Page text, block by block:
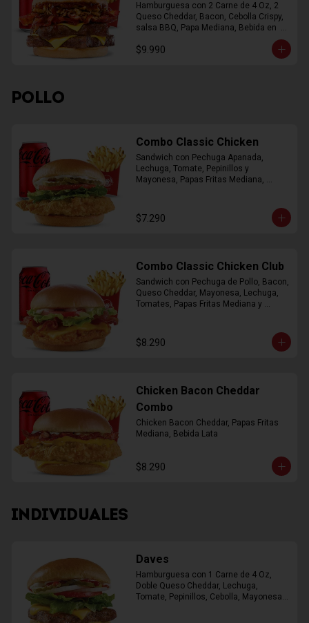
Hamburguesa con 2 Carne de 4 Oz, 2
Queso Cheddar, Bacon, Cebolla Crispy,
salsa BBQ, Papa Mediana, Bebida en
$9.990
POLLO
Combo Classic Chicken
Sandwich con Pechuga Apanada,
Lechuga, Tomate, Pepinillos y
Mayonesa, Papas Fritas Mediana,
$7.290
Combo Classic Chicken Club
Sandwich con Pechuga de Pollo, Bacon,
Queso Cheddar, Mayonesa, Lechuga,
Tomates, Papas Fritas Mediana y
$8.290
Chicken Bacon Cheddar
Combo
Chicken Bacon Cheddar, Papas Fritas
Mediana, Bebida Lata
$8.290
INDIVIDUALES
Daves
Hamburguesa con 1 Carne de 4 Oz,
Doble Queso Cheddar, Lechuga,
Tomate, Pepinillos, Cebolla, Mayonesa,